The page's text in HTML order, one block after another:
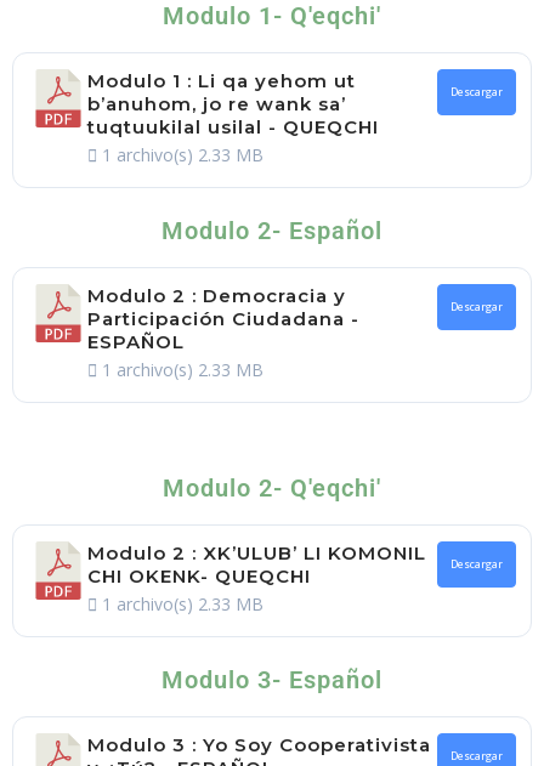
Modulo 1- Q'eqchi'
Modulo 1 : Li qa yehom ut
b’anuhom, jo re wank sa’
tuqtuukilal usilal - QUEQCHI
1 archivo(s) 2.33 MB
Descargar
Modulo 2- Español
Modulo 2 : Democracia y
Participación Ciudadana -
ESPAÑOL
1 archivo(s) 2.33 MB
Descargar
Modulo 2- Q'eqchi'
Modulo 2 : XK’ULUB’ LI KOMONIL
CHI OKENK- QUEQCHI
1 archivo(s) 2.33 MB
Descargar
Modulo 3- Español
Modulo 3 : Yo Soy Cooperativista
Descargar